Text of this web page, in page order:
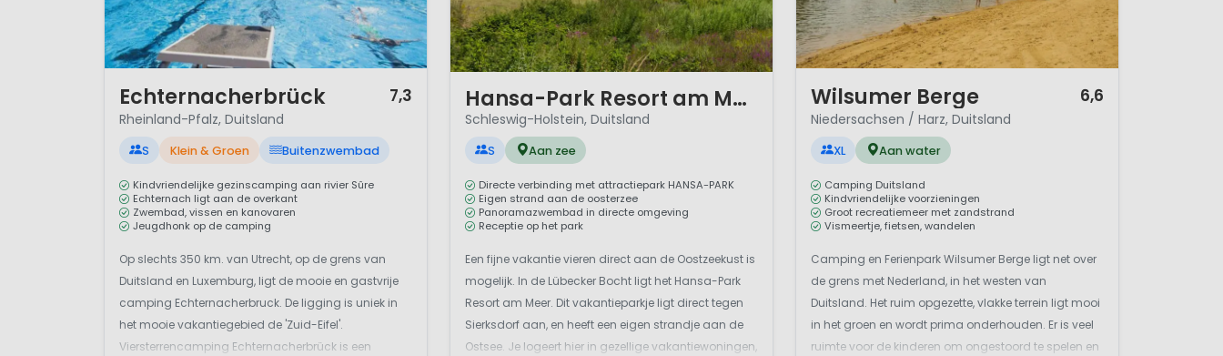
Echternacherbrück 7,3
Rheinland-Pfalz, Duitsland
S Klein & Groen Buitenzwembad
Kindvriendelijke gezinscamping aan rivier Sûre
Echternach ligt aan de overkant
Zwembad, vissen en kanovaren
Jeugdhonk op de camping
Op slechts 350 km. van Utrecht, op de grens van
Duitsland en Luxemburg, ligt de mooie en gastvrije
camping Echternacherbruck. De ligging is uniek in
het mooie vakantiegebied de 'Zuid-Eifel'.
Viersterrencamping Echternacherbrück is een
Hansa-Park Resort am Meer
Schleswig-Holstein, Duitsland
S Aan zee
Directe verbinding met attractiepark HANSA-PARK
Eigen strand aan de oosterzee
Panoramazwembad in directe omgeving
Receptie op het park
Een fijne vakantie vieren direct aan de Oostzeekust is
mogelijk. In de Lübecker Bocht ligt het Hansa-Park
Resort am Meer. Dit vakantieparkje ligt direct tegen
Sierksdorf aan, en heeft een eigen strandje aan de
Ostsee. Je logeert hier in gezellige vakantiewoningen,
Wilsumer Berge 6,6
Niedersachsen / Harz, Duitsland
XL Aan water
Camping Duitsland
Kindvriendelijke voorzieningen
Groot recreatiemeer met zandstrand
Vismeertje, fietsen, wandelen
Camping en Ferienpark Wilsumer Berge ligt net over
de grens met Nederland, in het westen van
Duitsland. Het ruim opgezette, vlakke terrein ligt mooi
in het groen en wordt prima onderhouden. Er is veel
ruimte voor de kinderen om ongestoord te spelen en